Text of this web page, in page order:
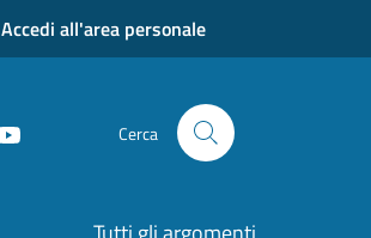
Accedi all'area personale
Cerca